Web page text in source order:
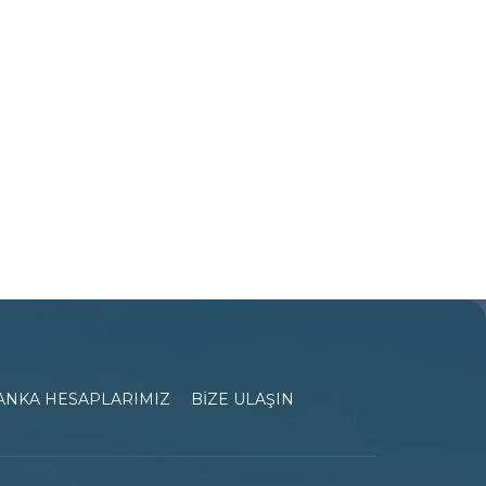
HESAPLARIMIZ BİZE ULAŞIN